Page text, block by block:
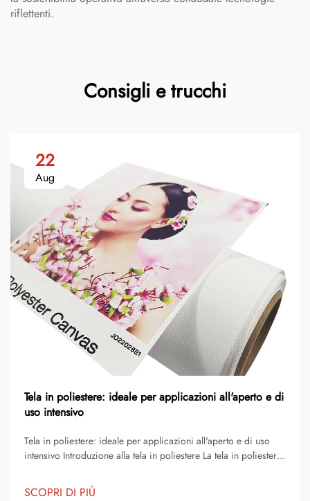
riflettenti.
Consigli e trucchi
22
Aug
Tela in poliestere: ideale per applicazioni all'aperto e di
uso intensivo
Tela in poliestere: ideale per applicazioni all'aperto e di uso
intensivo Introduzione alla tela in poliestere La tela in poliestere
sia consumer che industriali. È diventato un materiale di scelt...
SCOPRI DI PIÙ